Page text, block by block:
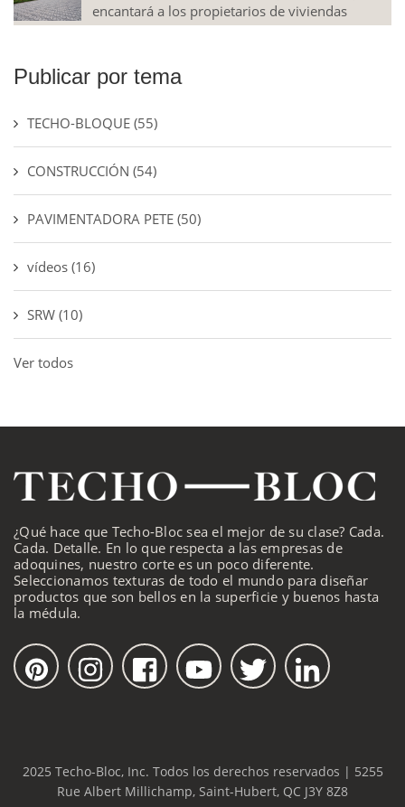
encantará a los propietarios de viviendas
Publicar por tema
TECHO-BLOQUE (55)
CONSTRUCCIÓN (54)
PAVIMENTADORA PETE (50)
vídeos (16)
SRW (10)
Ver todos
¿Qué hace que Techo-Bloc sea el mejor de su clase? Cada.
Cada. Detalle. En lo que respecta a las empresas de
adoquines, nuestro corte es un poco diferente.
Seleccionamos texturas de todo el mundo para diseñar
productos que son bellos en la superficie y buenos hasta
la médula.
2025 Techo-Bloc, Inc. Todos los derechos reservados | 5255
Rue Albert Millichamp, Saint-Hubert, QC J3Y 8Z8